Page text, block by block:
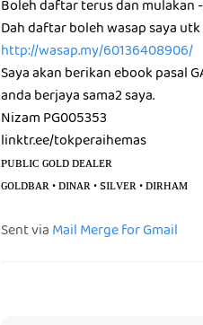
Boleh daftar terus dan mulakan
Dah daftar boleh wasap saya
http://wasap.my/60136408906/
Saya akan berikan ebook pasal
anda berjaya sama2 saya.
Nizam PG005353
linktr.ee/tokperaihemas
ᴘᴜʙʟɪᴄ ɢᴏʟᴅ ᴅᴇᴀʟᴇʀ
ɢᴏʟᴅʙᴀʀ • ᴅɪɴᴀʀ • sɪʟᴠᴇʀ • ᴅɪʀʜᴀᴍ
Sent viaMail Merge for Gmail